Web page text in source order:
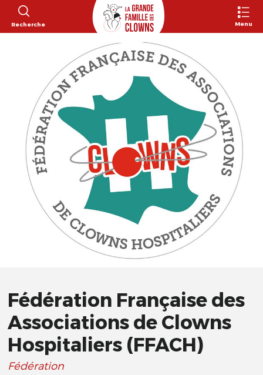
Recherche Menu
Fédération Française des
Associations de Clowns
Hospitaliers (FFACH)
Fédération